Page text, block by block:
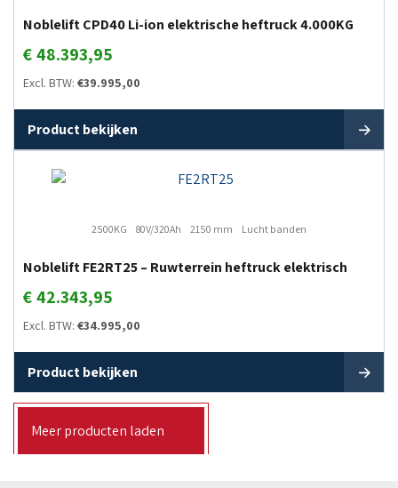
Noblelift CPD40 Li-ion elektrische heftruck 4.000KG
€48.393,95
Excl. BTW: €39.995,00
Product bekijken
2500KG 80V/320Ah 2150 mm Lucht banden
Noblelift FE2RT25 – Ruwterrein heftruck elektrisch
€42.343,95
Excl. BTW: €34.995,00
Product bekijken
Meer producten laden